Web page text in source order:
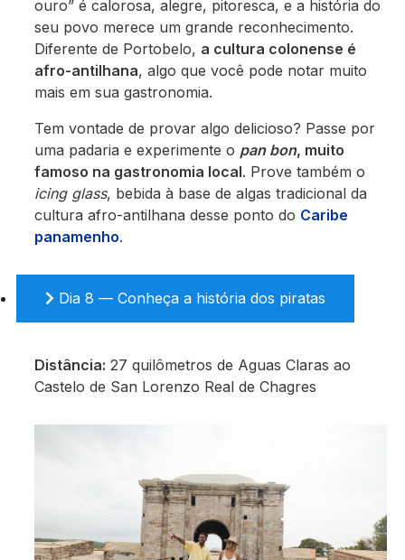
ouro” é calorosa, alegre, pitoresca, e a história do
seu povo merece um grande reconhecimento.
Diferente de Portobelo, a cultura colonense é
afro-antilhana, algo que você pode notar muito
mais em sua gastronomia.
Tem vontade de provar algo delicioso? Passe por
uma padaria e experimente o pan bon, muito
famoso na gastronomia local. Prove também o
icing glass, bebida à base de algas tradicional da
cultura afro-antilhana desse ponto do Caribe
panamenho.
Dia 8 — Conheça a história dos piratas
Distância: 27 quilômetros de Aguas Claras ao
Castelo de San Lorenzo Real de Chagres